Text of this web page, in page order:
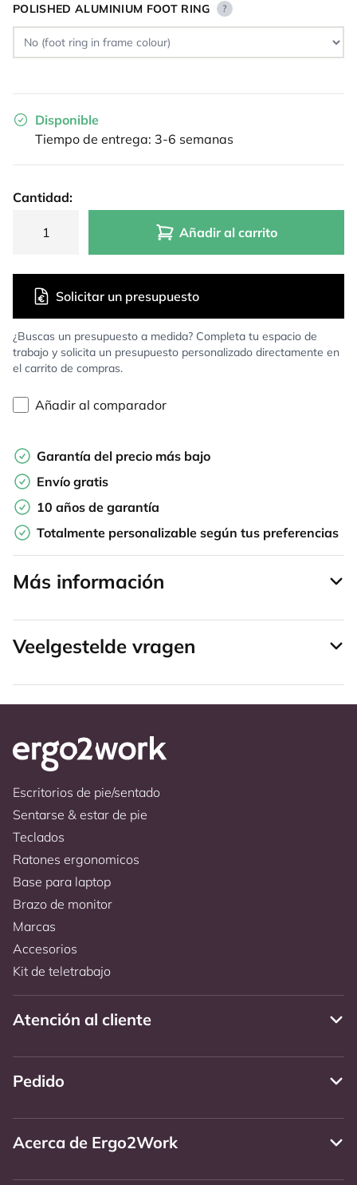
POLISHED ALUMINIUM FOOT RING ?
Disponible
Tiempo de entrega: 3-6 semanas
Cantidad:
Añadir al carrito
¿Buscas un presupuesto a medida? Completa tu espacio de
trabajo y solicita un presupuesto personalizado directamente en
el carrito de compras.
Solicitar un presupuesto
Añadir al comparador
Garantía del precio más bajo
Envío gratis
10 años de garantía
Totalmente personalizable según tus preferencias
Más información
Veelgestelde vragen
Escritorios de pie/sentado
Sentarse & estar de pie
Teclados
Ratones ergonomicos
Base para laptop
Brazo de monitor
Marcas
Accesorios
Kit de teletrabajo
Atención al cliente
Pedido
Acerca de Ergo2Work